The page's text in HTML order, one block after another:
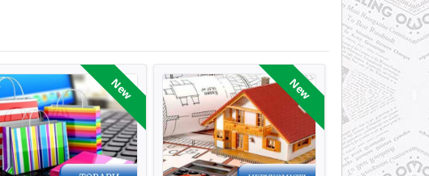
New New